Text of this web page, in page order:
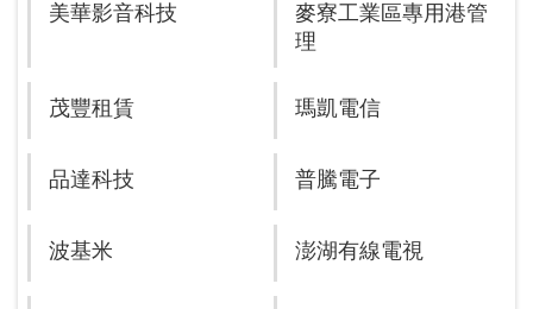
美華影音科技
麥寮工業區專用港管
理
茂豐租賃 瑪凱電信
品達科技 普騰電子
波基米 澎湖有線電視